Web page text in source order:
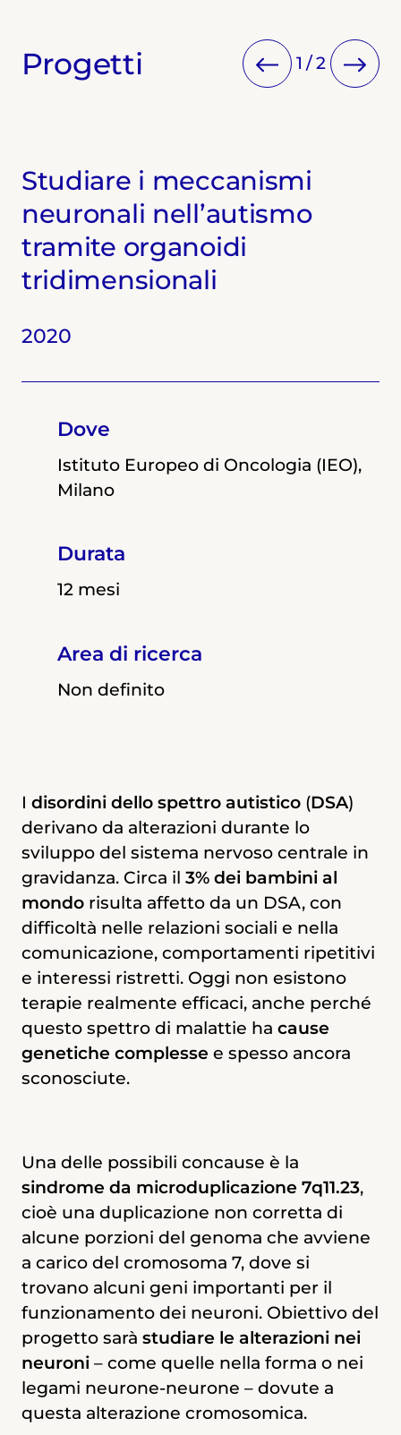
Progetti 1 /2
Studiare i meccanismi
neuronali nell’autismo
tramite organoidi
tridimensionali
2020
Dove
Istituto Europeo di Oncologia (IEO),
Milano
Durata
12 mesi
Area di ricerca
Non definito
I disordini dello spettro autistico(DSA)
derivano da alterazioni durante lo
sviluppo del sistema nervoso centrale in
gravidanza. Circa il 3% dei bambini al
mondo risulta affetto da un DSA, con
difficoltà nelle relazioni sociali e nella
comunicazione, comportamenti ripetitivi
e interessi ristretti. Oggi non esistono
terapie realmente efficaci, anche perché
questo spettro di malattie ha cause
genetiche complesse e spesso ancora
sconosciute.
Una delle possibili concause è la
sindrome da microduplicazione 7q11.23,
cioè una duplicazione non corretta di
alcune porzioni del genoma che avviene
a carico del cromosoma 7, dove si
trovano alcuni geni importanti per il
funzionamento dei neuroni. Obiettivo del
progetto sarà studiare le alterazioni nei
neuroni– come quelle nella forma o nei
legami neurone-neurone – dovute a
questa alterazione cromosomica.
Istituto Europeo di Oncologia (IEO),
Milano
12 mesi
Non definito
sistema nervoso centrale provocano
patologie come idisordini dello spettro
autistico (ASD), che possono comportare
deficit nel linguaggio e nella
comunicazione sociale, comportamenti
stereotipati e ritardo mentale. Gli ASD
colpiscono 1 bambino su 59 e, a data l’alta
incidenza e l’inefficacia delle terapie
disponibili, rappresentano un importante
problema medico.
L’anomala duplicazione di un tratto di
7q” (7Dup), una patologia che può
provocare anche insorgenza di un ASD. È
stato scoperto che uno dei geni affetti,
GTF2I , gioca un ruolo critico nel
determinare il profilo cognitivo-
comportamentale tipico della 7Dup.
Questo progetto si avvale di cellule della
cute prelevate da pazienti con 7Dup, con
livelli aumentati di GTF2I, riprogrammate
geneticamente per diventare neuroni.